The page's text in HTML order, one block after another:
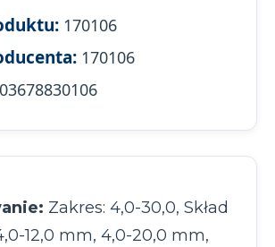
170106
170106
Zakres: 4,0-30,0, Skład
12,0 mm, 4,0-20,0 mm,